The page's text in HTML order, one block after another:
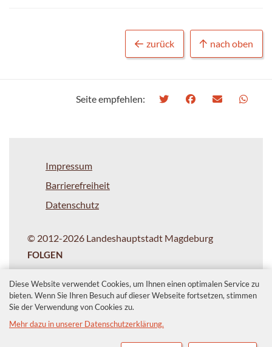
Diese Website verwendet Cookies, um Ihnen einen optimalen Service zu
bieten. Wenn Sie Ihren Besuch auf dieser Webseite fortsetzen, stimmen
Sie der Verwendung von Cookies zu.
Mehr dazu in unserer Datenschutzerklärung.
zurück nach oben
Seite empfehlen:
Impressum
Barrierefreiheit
Datenschutz
© 2012-2026 Landeshauptstadt Magdeburg
FOLGEN